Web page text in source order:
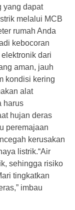
yang dapat
melalui MCB
rumah Anda
kebocoran
dari
aman, jauh
kondisi kering
alat
harus
hujan deras
peremajaan
kerusakan
listrik.“Air
sehingga risiko
tingkatkan
imbau